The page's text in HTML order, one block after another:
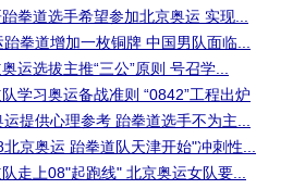
拳道选手希望参加北京奥运 实现...
拳道增加一枚铜牌 中国男队面临...
运选拔主推“三公”原则 号召学...
学习奥运备战准则 “0842”工程出炉
提供心理参考 跆拳道选手不为主...
北京奥运 跆拳道队天津开始"冲刺性...
走上08"起跑线" 北京奥运女队要...